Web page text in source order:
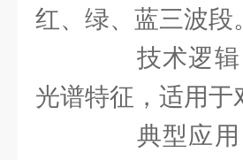
红、绿、蓝三波段
技术逻辑
光谱特征，适用
典型应用